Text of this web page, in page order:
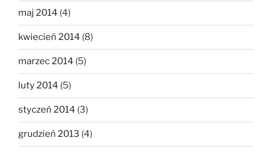
maj 2014 (4)
kwiecień 2014 (8)
marzec 2014 (5)
luty 2014 (5)
styczeń 2014 (3)
grudzień 2013 (4)